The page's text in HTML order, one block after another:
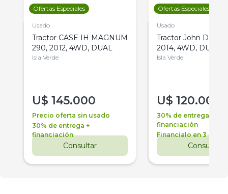
Ofertas Especiales
Usado
Tractor CASE IH MAGNUM
290, 2012, 4WD, DUAL
Isla Verde
U$ 145.000
Precio oferta sin usado
30% de entrega +
financiación
Consultar
Ofertas Especiales
Usado
Tractor John Deere
2014, 4WD, DUAL
Isla Verde
U$ 120.000
30% de entrega +
financiación
Financialo en 3 años
Consultar